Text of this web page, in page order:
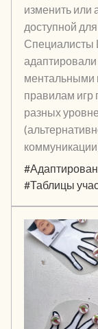
изменить или
доступной
Специалисты
адаптировали
ментальными
правилам игр
разных
#Таблицы